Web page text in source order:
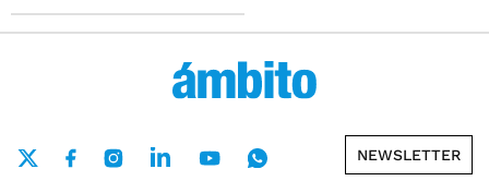
NEWSLETTER